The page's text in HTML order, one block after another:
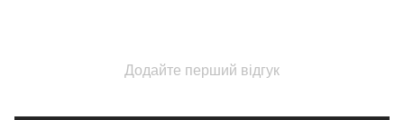
Додайте перший відгук